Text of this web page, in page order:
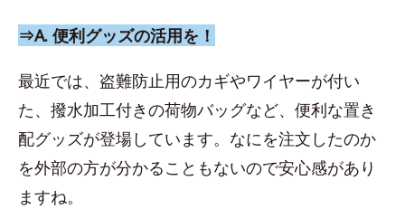
⇒A. 便利グッズの活用を！
最近では、盗難防止用のカギやワイヤーが付い
た、撥水加工付きの荷物バッグなど、便利な置き
配グッズが登場しています。なにを注文したのか
を外部の方が分かることもないので安心感があり
ますね。